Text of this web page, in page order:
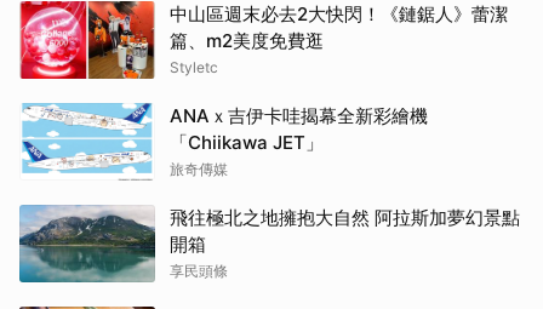
中山區週末必去2大快閃！《鏈鋸人》蕾潔
篇、m2美度免費逛
Styletc
ANAｘ吉伊卡哇揭幕全新彩繪機
「Chiikawa JET」
旅奇傳媒
飛往極北之地擁抱大自然 阿拉斯加夢幻景點
開箱
享民頭條